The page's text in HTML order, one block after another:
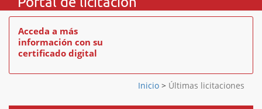
Acceda a más
información con su
certificado digital
Inicio > Últimas licitaciones